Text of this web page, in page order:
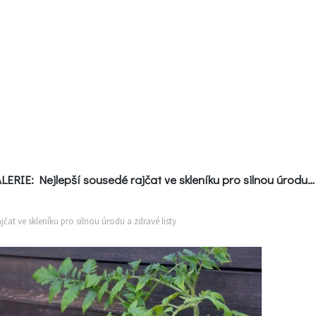
GALERIE: Nejlepší sousedé rajčat ve skleníku pro silnou úrodu a zdravé listy
ZAHRADNÍ ARCHITEKTURA
Ferdinand
radí
ZahrAppka
Inspirace
ve skleníku pro silnou úrodu a zdravé listy
na
článek